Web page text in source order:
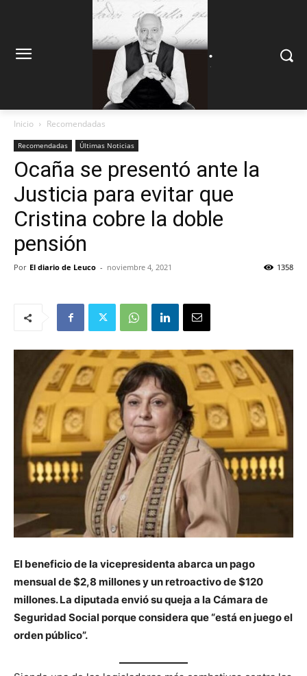
.
Inicio Recomendadas
Recomendadas Últimas Noticias
Ocaña se presentó ante la
Justicia para evitar que
Cristina cobre la doble
pensión
Por El diario de Leuco - noviembre 4, 2021 1358
El beneficio de la vicepresidenta abarca un pago
mensual de $2,8 millones y un retroactivo de $120
millones.La diputada envió su queja a la Cámara de
Seguridad Social porque considera que “está en juego el
orden público”.